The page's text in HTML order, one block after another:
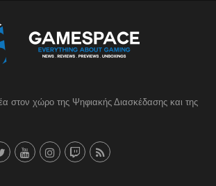
στον χώρο της Ψηφιακής Διασκέδασης και της